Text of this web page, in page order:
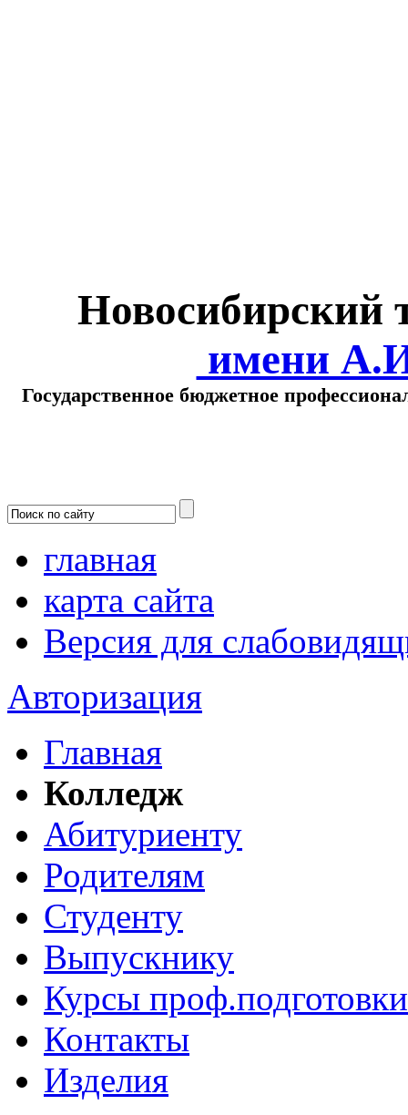
Новосибирский
имени
Государственное бюджетное
главная
карта сайта
Версия для
Авторизация
Главная
Колледж
Абитуриенту
Родителям
Студенту
Выпускнику
Курсы проф.подготовки
Контакты
Изделия